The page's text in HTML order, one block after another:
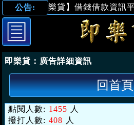
公告:
【即樂貸】借錢借款資訊平台
即樂貸： 廣告詳細資訊
回首頁
點閱人數: 1455 人
撥打人數: 408 人